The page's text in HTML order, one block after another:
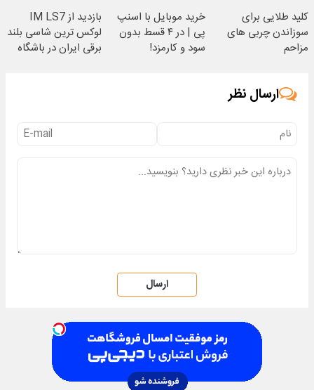
کلید طلایی برای
سوزاندن چربی های
مزاحم
خرید موبایل با اسنپ
پی | در ۴ قسط بدون
سود و کارمزد!
بازدید از IM LS7
لوکس ترین شاسی بلند
برقی ایران در باشگاه
ارسال نظر
ارسال